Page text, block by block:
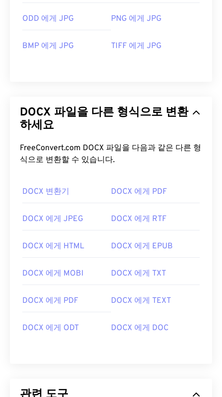
ODD 에게 JPG PNG 에게 JPG
BMP 에게 JPG TIFF 에게 JPG
DOCX 파일을 다른 형식으로 변환
하세요
FreeConvert.com DOCX 파일을 다음과 같은 다른 형
식으로 변환할 수 있습니다.
DOCX 변환기 DOCX 에게 PDF
DOCX 에게 JPEG DOCX 에게 RTF
DOCX 에게 HTML DOCX 에게 EPUB
DOCX 에게 MOBI DOCX 에게 TXT
DOCX 에게 PDF DOCX 에게 TEXT
DOCX 에게 ODT DOCX 에게 DOC